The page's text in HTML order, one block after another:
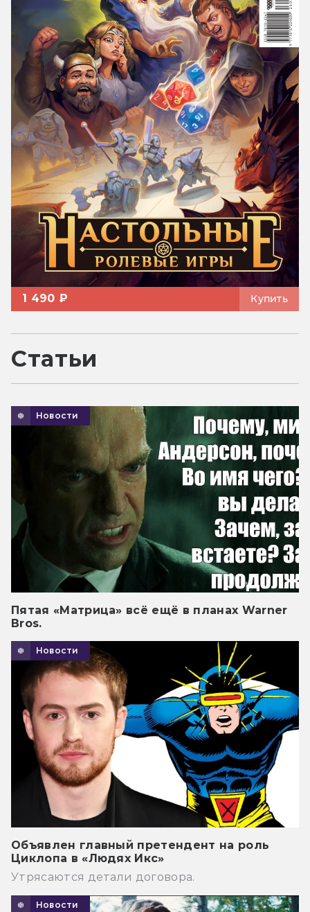
1 490 ₽ Купить
Статьи
Новости
Пятая «Матрица» всё ещё в планах Warner
Bros.
Новости
Объявлен главный претендент на роль
Циклопа в «Людях Икс»
Утрясаются детали договора.
Новости